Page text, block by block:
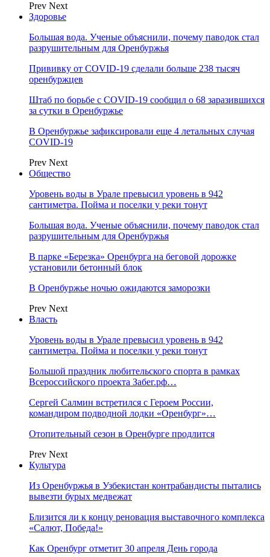
Prev Next
Здоровье
Большая вода. Ученые объяснили, почему паводок стал
разрушительным для Оренбуржья
Прививку от COVID-19 сделали больше 238 тысяч
оренбуржцев
Штаб по борьбе с СOVID-19 сообщил о 68 заразившихся
за сутки в Оренбуржье
В Оренбуржье зафиксировали еще 4 летальных случая
COVID-19
Prev Next
Общество
Уровень воды в Урале превысил уровень в 942
сантиметра. Пойма и поселки у реки тонут
Большая вода. Ученые объяснили, почему паводок стал
разрушительным для Оренбуржья
В парке «Березка» Оренбурга на беговой дорожке
установили бетонный блок
В Оренбуржье ночью ожидаются заморозки
Prev Next
Власть
Уровень воды в Урале превысил уровень в 942
сантиметра. Пойма и поселки у реки тонут
Большой праздник любительского спорта в рамках
Всероссийского проекта Забег.рф…
Сергей Салмин встретился с Героем России,
командиром подводной лодки «Оренбург»…
Отопительный сезон в Оренбурге продлится
Prev Next
Культура
Из Оренбуржья в Узбекистан контрабандисты пытались
вывезти бурых медвежат
Близится ли к концу реновация выставочного комплекса
«Салют, Победа!»
Как Оренбург отметит 30 апреля День города